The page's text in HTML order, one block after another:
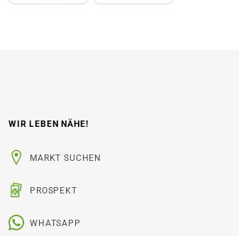
WIR LEBEN NÄHE!
MARKT SUCHEN
PROSPEKT
WHATSAPP